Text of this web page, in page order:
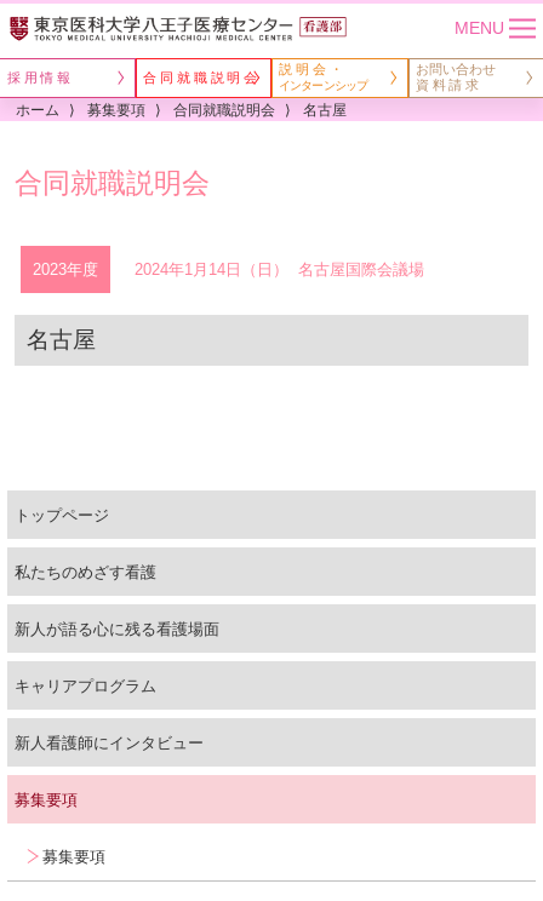
MENU
採用情報 合同就職説明会
説明会・
インターンシップ
お問い合わせ
資料請求
ホーム
募集要項 合同就職説明会 名古屋
合同就職説明会
2023年度 2024年1月14日（日） 名古屋国際会議場
名古屋
トップページ
私たちのめざす看護
看護部理念・看護部長挨拶
出身校一覧
新人が語る心に残る看護場面
キャリアプログラム
キャリア開発支援
研修会・勉強会
新人看護師にインタビュー
募集要項
募集要項